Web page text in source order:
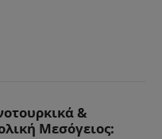
&
Μεσόγειος: